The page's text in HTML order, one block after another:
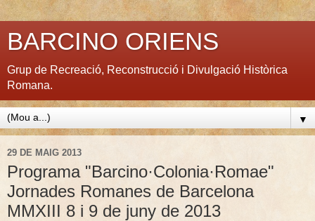
BARCINO ORIENS
Grup de Recreació, Reconstrucció i Divulgació Històrica
Romana.
▼
29 DE MAIG 2013
Programa "Barcino·Colonia·Romae"
Jornades Romanes de Barcelona
MMXIII 8 i 9 de juny de 2013